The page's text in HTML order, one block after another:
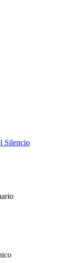
Silencio